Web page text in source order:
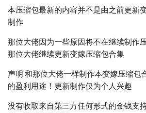
本压缩包最新的内容并不是由之前更新
制作
那位大佬因为一些原因将不在继续制作
那位大佬继续更新变嫁压缩包合集
声明:和那位大佬一样制作本变嫁压缩包
的盈利用途！更新制作仅为个人兴趣
没有收取来自第三方任何形式的金钱支